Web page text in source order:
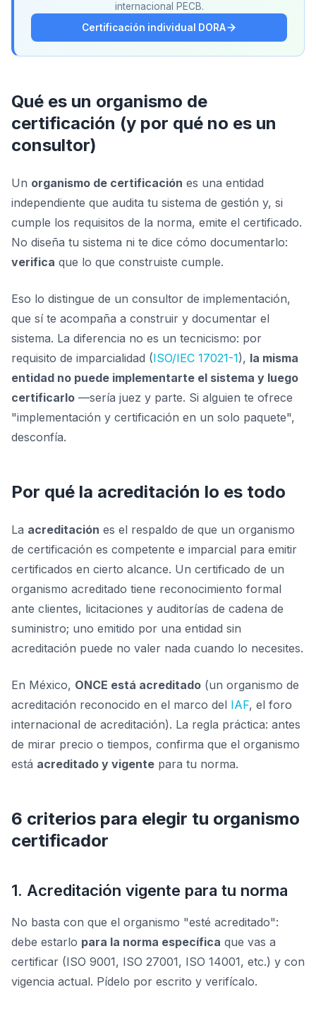
internacional PECB.
Certificación individual DORA
Qué es un organismo de
certificación (y por qué no es un
consultor)
Un organismo de certificación es una entidad
independiente que audita tu sistema de gestión y, si
cumple los requisitos de la norma, emite el certificado.
No diseña tu sistema ni te dice cómo documentarlo:
verifica que lo que construiste cumple.
Eso lo distingue de un consultor de implementación,
que sí te acompaña a construir y documentar el
sistema. La diferencia no es un tecnicismo: por
requisito de imparcialidad (ISO/IEC 17021-1), la misma
entidad no puede implementarte el sistema y luego
certificarlo —sería juez y parte. Si alguien te ofrece
"implementación y certificación en un solo paquete",
desconfía.
Por qué la acreditación lo es todo
La acreditación es el respaldo de que un organismo
de certificación es competente e imparcial para emitir
certificados en cierto alcance. Un certificado de un
organismo acreditado tiene reconocimiento formal
ante clientes, licitaciones y auditorías de cadena de
suministro; uno emitido por una entidad sin
acreditación puede no valer nada cuando lo necesites.
En México, ONCE está acreditado (un organismo de
acreditación reconocido en el marco del IAF, el foro
internacional de acreditación). La regla práctica: antes
de mirar precio o tiempos, confirma que el organismo
está acreditado y vigente para tu norma.
6 criterios para elegir tu organismo
certificador
1. Acreditación vigente para tu norma
No basta con que el organismo "esté acreditado":
debe estarlo para la norma específica que vas a
certificar (ISO 9001, ISO 27001, ISO 14001, etc.) y con
vigencia actual. Pídelo por escrito y verifícalo.